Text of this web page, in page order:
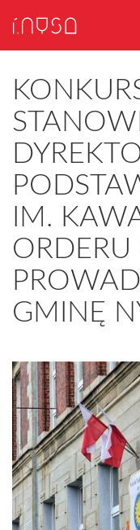
IM.
GMINĘ